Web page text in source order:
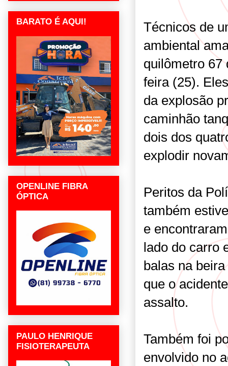
Técnicos de
ambiental
quilômetro 67
feira (25).
da explosão
caminhão
dois dos
explodir
Peritos da
também
e
lado do carro
balas na
que o
assalto.
Também foi
envolvido no
BARATO É AQUI!
OPENLINE FIBRA
ÓPTICA
PAULO HENRIQUE
FISIOTERAPEUTA